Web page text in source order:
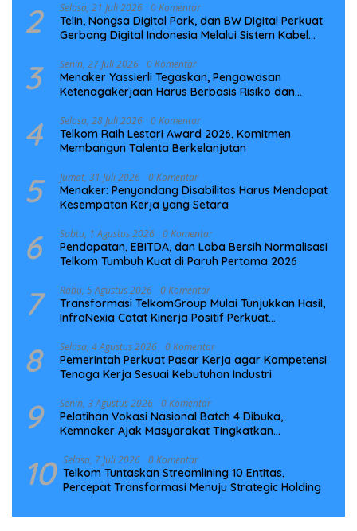
2 Selasa, 21 Juli 2026 0 Komentar
Telin, Nongsa Digital Park, dan BW Digital Perkuat
Gerbang Digital Indonesia Melalui Sistem Kabel
3 Senin, 27 Juli 2026 0 Komentar
Menaker Yassierli Tegaskan, Pengawasan
Ketenagakerjaan Harus Berbasis Risiko dan
4 Selasa, 28 Juli 2026 0 Komentar
Telkom Raih Lestari Award 2026, Komitmen
Membangun Talenta Berkelanjutan
5 Jumat, 31 Juli 2026 0 Komentar
Menaker: Penyandang Disabilitas Harus Mendapat
Kesempatan Kerja yang Setara
6 Sabtu, 1 Agustus 2026 0 Komentar
Pendapatan, EBITDA, dan Laba Bersih Normalisasi
Telkom Tumbuh Kuat di Paruh Pertama 2026
7 Rabu, 5 Agustus 2026 0 Komentar
Transformasi TelkomGroup Mulai Tunjukkan Hasil,
InfraNexia Catat Kinerja Positif Perkuat
8 Selasa, 4 Agustus 2026 0 Komentar
Pemerintah Perkuat Pasar Kerja agar Kompetensi
Tenaga Kerja Sesuai Kebutuhan Industri
9 Senin, 3 Agustus 2026 0 Komentar
Pelatihan Vokasi Nasional Batch 4 Dibuka,
Kemnaker Ajak Masyarakat Tingkatkan
10 Selasa, 7 Juli 2026 0 Komentar
Telkom Tuntaskan Streamlining 10 Entitas,
Percepat Transformasi Menuju Strategic Holding